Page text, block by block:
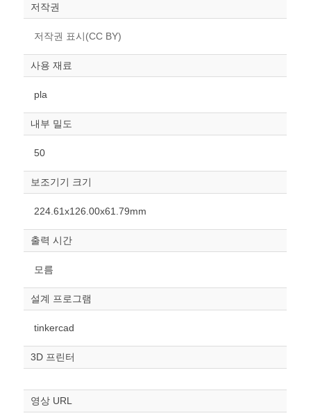
조정“ 버튼을 눌러주세요.
너비
높이
mm
폭
mm
조정
저작권
저작권 표시(CC BY)
사용 재료
pla
내부 밀도
50
보조기기 크기
224.61x126.00x61.79mm
출력 시간
모름
설계 프로그램
tinkercad
3D 프린터
영상 URL